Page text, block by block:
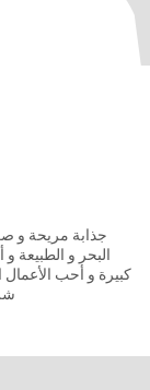
جذابة مريحة و
البحر و
كبيرة و أحب